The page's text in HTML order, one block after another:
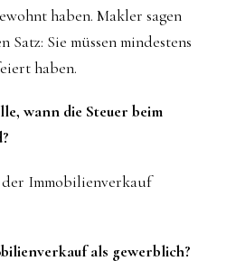
haben. Makler sagen
Sie müssen mindestens
haben.
wann die Steuer beim
der Immobilienverkauf
als gewerblich?